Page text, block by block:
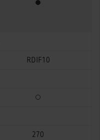
Standarta aprīkojums
RDIF10
Izvēles papildus
270